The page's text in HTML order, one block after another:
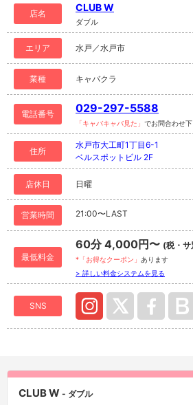
店名
CLUB W
ダブル
エリア 水戸／水戸市
業種 キャバクラ
電話番号 029-297-5588
「キャバキャバ見た」 でお問合わせ
住所
水戸市大工町1丁目6-1
ベルスポットビル 2F
店休日 日曜
営業時間 21:00〜LAST
最低料金
60分 4,000円〜 (税・サ
*「お得なクーポン」 あります
> 詳しい料金システムを見る
SNS
CLUB W - ダブル